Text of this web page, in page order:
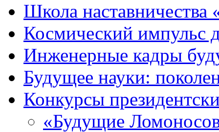
Школа
Космический импульс
Инженерные кадры
Будущее науки:
Конкурсы
«Будущие